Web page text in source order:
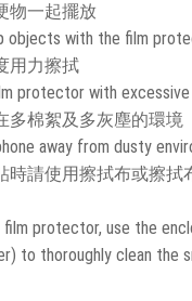
物一起擺放
objects with the film
用力擦拭
protector with
多棉絮及多灰塵的環境
away from dusty
時請使用擦拭布或擦拭
film protector, use the
to thoroughly clean the